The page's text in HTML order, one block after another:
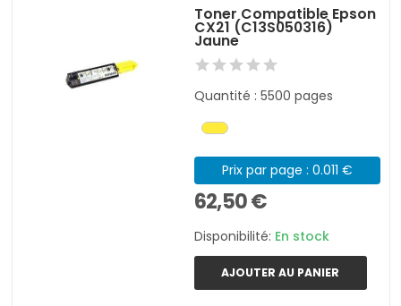
Toner Compatible Epson
CX21 (C13S050316)
Jaune
Quantité : 5500 pages
Prix par page : 0.011 €
62,50 €
Disponibilité: En stock
AJOUTER AU PANIER